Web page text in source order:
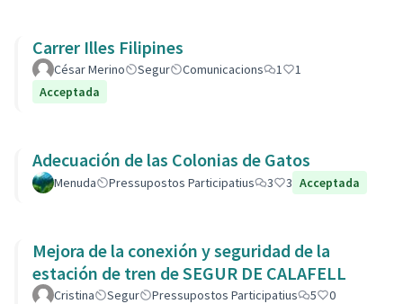
Carrer Illes Filipines
César Merino Segur Comunicacions 1
1
Acceptada
Adecuación de las Colonias de Gatos
Menuda Pressupostos Participatius 3 3 Acceptada
Mejora de la conexión y seguridad de la
estación de tren de SEGUR DE CALAFELL
Cristina Segur Pressupostos Participatius 5
0